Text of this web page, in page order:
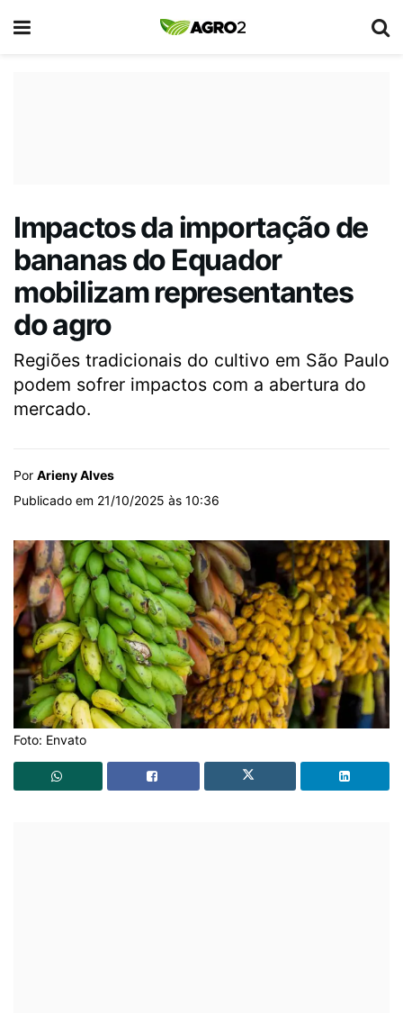
Impactos da importação de
bananas do Equador
mobilizam representantes
do agro
Regiões tradicionais do cultivo em São Paulo
podem sofrer impactos com a abertura do
mercado.
Por Arieny Alves
Publicado em 21/10/2025 às 10:36
Foto: Envato